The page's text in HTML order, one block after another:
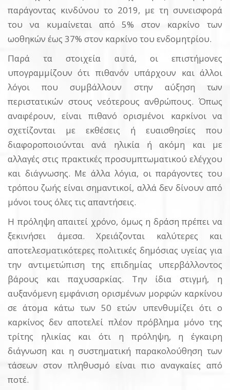
παράγοντας κινδύνου το 2019, με τη συνεισφορά
του να κυμαίνεται από 5% στον καρκίνο των
ωοθηκών έως 37% στον καρκίνο του ενδομητρίου.
Παρά τα στοιχεία αυτά, οι επιστήμονες
υπογραμμίζουν ότι πιθανόν υπάρχουν και άλλοι
λόγοι που συμβάλλουν στην αύξηση των
περιστατικών στους νεότερους ανθρώπους. Όπως
αναφέρουν, είναι πιθανό ορισμένοι καρκίνοι να
σχετίζονται με εκθέσεις ή ευαισθησίες που
διαφοροποιούνται ανά ηλικία ή ακόμη και με
αλλαγές στις πρακτικές προσυμπτωματικού ελέγχου
και διάγνωσης. Με άλλα λόγια, οι παράγοντες του
τρόπου ζωής είναι σημαντικοί, αλλά δεν δίνουν από
μόνοι τους όλες τις απαντήσεις.
Η πρόληψη απαιτεί χρόνο, όμως η δράση πρέπει να
ξεκινήσει άμεσα. Χρειάζονται καλύτερες και
αποτελεσματικότερες πολιτικές δημόσιας υγείας για
την αντιμετώπιση της επιδημίας υπερβάλλοντος
βάρους και παχυσαρκίας. Την ίδια στιγμή, η
αυξανόμενη εμφάνιση ορισμένων μορφών καρκίνου
σε άτομα κάτω των 50 ετών υπενθυμίζει ότι ο
καρκίνος δεν αποτελεί πλέον πρόβλημα μόνο της
τρίτης ηλικίας και ότι η πρόληψη, η έγκαιρη
διάγνωση και η συστηματική παρακολούθηση των
τάσεων στον πληθυσμό είναι πιο αναγκαίες από
ποτέ.